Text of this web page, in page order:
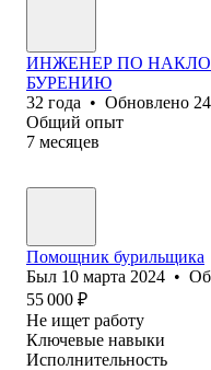
ИНЖЕНЕР ПО
БУРЕНИЮ
32 года • Обновлено
Общий опыт
7 месяцев
Помощник бурильщика
Был 10 марта 2024 •
55 000 ₽
Не ищет работу
Ключевые навыки
Исполнительность